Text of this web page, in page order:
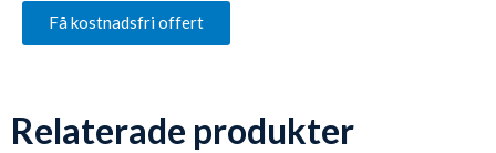
Få kostnadsfri offert
Relaterade produkter